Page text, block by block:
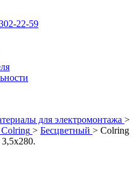
22-59
для электромонтажа >
> Бесцветный > Colring